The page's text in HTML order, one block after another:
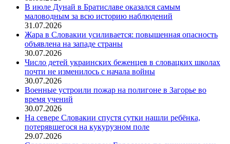
В июле Дунай в Братиславе оказался самым
маловодным за всю историю наблюдений
31.07.2026
Жара в Словакии усиливается: повышенная опасность
объявлена на западе страны
30.07.2026
Число детей украинских беженцев в словацких школах
почти не изменилось с начала войны
30.07.2026
Военные устроили пожар на полигоне в Загорье во
время учений
30.07.2026
На севере Словакии спустя сутки нашли ребёнка,
потерявшегося на кукурузном поле
29.07.2026